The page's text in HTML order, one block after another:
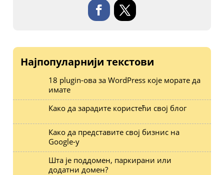
Најпопуларнији текстови
18 plugin-ова за WordPress које морате да
имате
Како да зарадите користећи свој блог
Како да представите свој бизнис на
Google-у
Шта је поддомен, паркирани или
додатни домен?